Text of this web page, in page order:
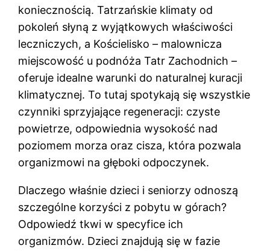
koniecznością. Tatrzańskie klimaty od
pokoleń słyną z wyjątkowych właściwości
leczniczych, a Kościelisko – malownicza
miejscowość u podnóża Tatr Zachodnich –
oferuje idealne warunki do naturalnej kuracji
klimatycznej. To tutaj spotykają się wszystkie
czynniki sprzyjające regeneracji: czyste
powietrze, odpowiednia wysokość nad
poziomem morza oraz cisza, która pozwala
organizmowi na głęboki odpoczynek.
Dlaczego właśnie dzieci i seniorzy odnoszą
szczególne korzyści z pobytu w górach?
Odpowiedź tkwi w specyfice ich
organizmów. Dzieci znajdują się w fazie